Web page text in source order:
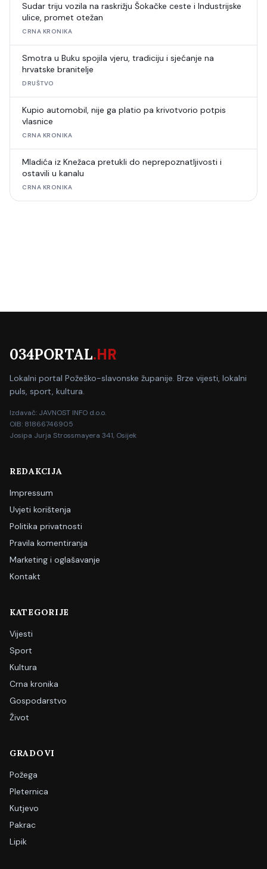
Sudar triju vozila na raskrižju Šokačke ceste i Industrijske
ulice, promet otežan
CRNA KRONIKA
Smotra u Buku spojila vjeru, tradiciju i sjećanje na
hrvatske branitelje
DRUŠTVO
Kupio automobil, nije ga platio pa krivotvorio potpis
vlasnice
CRNA KRONIKA
Mladića iz Knežaca pretukli do neprepoznatljivosti i
ostavili u kanalu
CRNA KRONIKA
034PORTAL.HR
Lokalni portal Požeško-slavonske županije. Brze vijesti, lokalni
puls, sport, kultura.
Izdavač: JAVNOST INFO d.o.o.
OIB: 81866746905
Josipa Jurja Strossmayera 341, Osijek
REDAKCIJA
Impressum
Uvjeti korištenja
Politika privatnosti
Pravila komentiranja
Marketing i oglašavanje
Kontakt
KATEGORIJE
Vijesti
Sport
Kultura
Crna kronika
Gospodarstvo
Život
GRADOVI
Požega
Pleternica
Kutjevo
Pakrac
Lipik